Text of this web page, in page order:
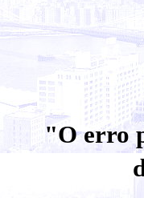
"O erro